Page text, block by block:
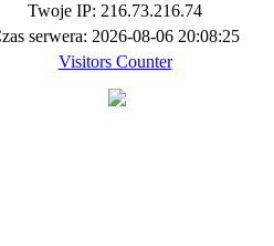
Twoje IP: 216.73.216.74
serwera: 2026-08-06 20:08:25
Visitors Counter